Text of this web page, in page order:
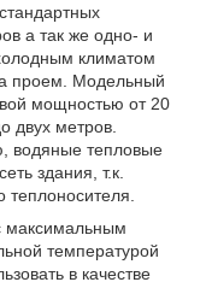
а так же одно- и
климатом
проем. Модельный
мощностью от 20
двух метров.
водяные тепловые
здания, т.к.
теплоносителя.
максимальным
температурой
в качестве